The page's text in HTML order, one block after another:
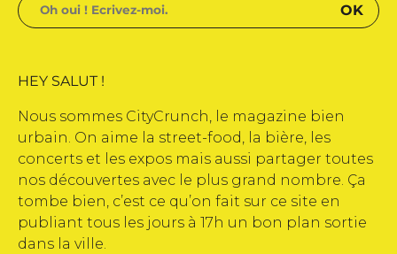
HEY SALUT !
Nous sommes CityCrunch, le magazine bien
urbain. On aime la street-food, la bière, les
concerts et les expos mais aussi partager toutes
nos découvertes avec le plus grand nombre. Ça
tombe bien, c’est ce qu’on fait sur ce site en
publiant tous les jours à 17h un bon plan sortie
dans la ville.